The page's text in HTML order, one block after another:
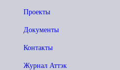
Проекты
Документы
Контакты
Журнал Аттэк